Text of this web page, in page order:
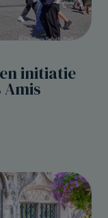
initiatie
Amis